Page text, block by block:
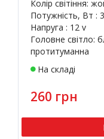
Колір світіння:
Потужність, Вт :
Напруга : 12 v
Головне світло:
протитуманна
На складі
260 грн